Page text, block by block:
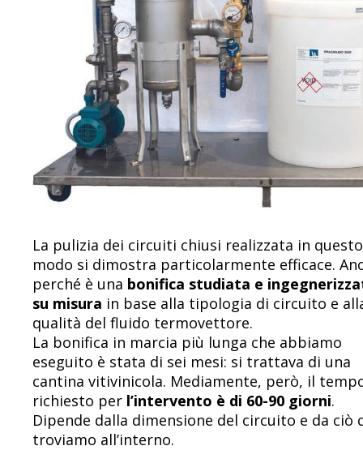
La pulizia dei circuiti chiusi realizzata in questo
modo si dimostra particolarmente efficace.
perché è una bonifica studiata e
su misura in base alla tipologia di circuito e
qualità del fluido termovettore.
La bonifica in marcia più lunga che abbiamo
eseguito è stata di sei mesi: si trattava di una
cantina vitivinicola. Mediamente, però, il
richiesto per l’intervento è di 60-90 giorni.
Dipende dalla dimensione del circuito e da ciò
troviamo all’interno.